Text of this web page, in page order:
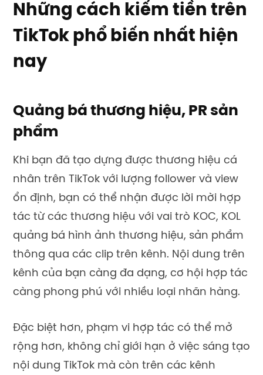
Những cách kiếm tiền trên
TikTok phổ biến nhất hiện
nay
Quảng bá thương hiệu, PR sản
phẩm
Khi bạn đã tạo dựng được thương hiệu cá
nhân trên TikTok với lượng follower và view
ổn định, bạn có thể nhận được lời mời hợp
tác từ các thương hiệu với vai trò KOC, KOL
quảng bá hình ảnh thương hiệu, sản phẩm
thông qua các clip trên kênh. Nội dung trên
kênh của bạn càng đa dạng, cơ hội hợp tác
càng phong phú với nhiều loại nhãn hàng.
Đặc biệt hơn, phạm vi hợp tác có thể mở
rộng hơn, không chỉ giới hạn ở việc sáng tạo
nội dung TikTok mà còn trên các kênh